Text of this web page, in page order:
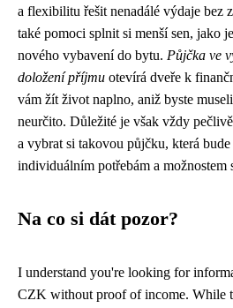
a flexibilitu řešit nenadálé výdaje bez
také pomoci splnit si menší sen, jako
nového vybavení do bytu. Půjčka ve
doložení příjmu otevírá dveře k
vám žít život naplno, aniž byste
neurčito. Důležité je však vždy
a vybrat si takovou půjčku, která
individuálním potřebám a možnostem
Na co si dát pozor?
I understand you're looking for
CZK without proof of income. While